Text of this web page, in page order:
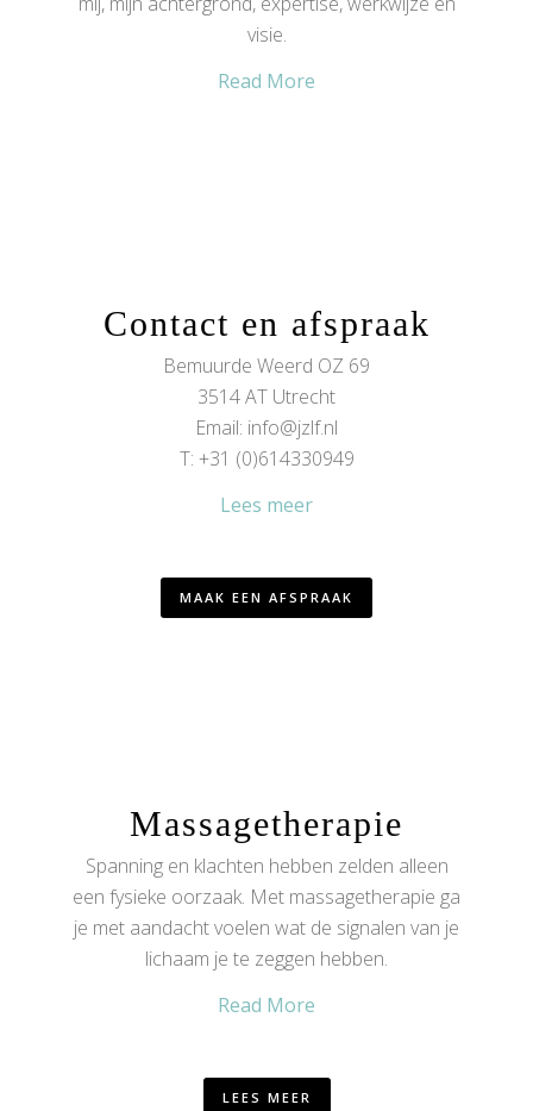
visie.
Read More
Contact en afspraak
Bemuurde Weerd OZ 69
3514 AT Utrecht
Email: info@jzlf.nl
T: +31 (0)614330949
Lees meer
MAAK EEN AFSPRAAK
Massagetherapie
Spanning en klachten hebben zelden alleen
een fysieke oorzaak. Met massagetherapie ga
je met aandacht voelen wat de signalen van je
lichaam je te zeggen hebben.
Read More
LEES MEER